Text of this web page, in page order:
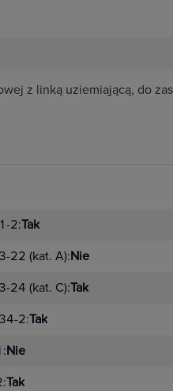
z linką uziemiającą, do
2:Tak
22 (kat. A):Nie
24 (kat. C):Tak
2:Tak
Nie
Tak